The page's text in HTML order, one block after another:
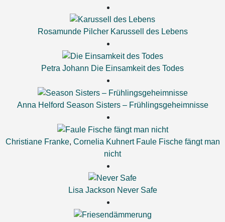
Rosamunde Pilcher Karussell des Lebens
Petra Johann Die Einsamkeit des Todes
Anna Helford Season Sisters – Frühlingsgeheimnisse
Christiane Franke, Cornelia Kuhnert Faule Fische fängt man
nicht
Lisa Jackson Never Safe